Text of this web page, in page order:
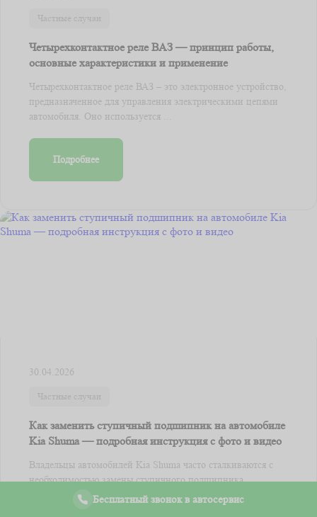
Частные случаи
Четырехконтактное реле ВАЗ — принцип работы,
основные характеристики и применение
Четырехконтактное реле ВАЗ – это электронное устройство,
предназначенное для управления электрическими цепями
автомобиля. Оно используется ...
Подробнее
30.04.2026
Частные случаи
Как заменить ступичный подшипник на автомобиле
Kia Shuma — подробная инструкция с фото и видео
Владельцы автомобилей Kia Shuma часто сталкиваются с
необходимостью замены ступичного подшипника.
Неправильная работы подшипника может ...
Бесплатный звонок в автосервис